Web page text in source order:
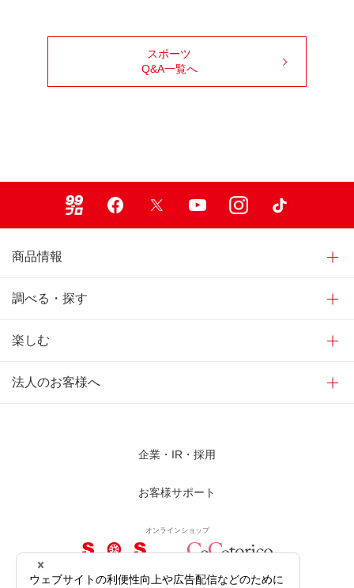
スポーツ
Q&A一覧へ
商品情報
調べる・探す
楽しむ
法人のお客様へ
企業・IR・採用
お客様サポート
オンラインショップ